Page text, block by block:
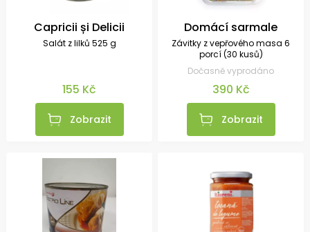
Capricii și Delicii
Salát z lilků 525 g
155 Kč
Zobrazit
Domácí sarmale
Závitky z vepřového masa 6
porcí (30 kusů)
Dočasně vyprodáno
390 Kč
Zobrazit